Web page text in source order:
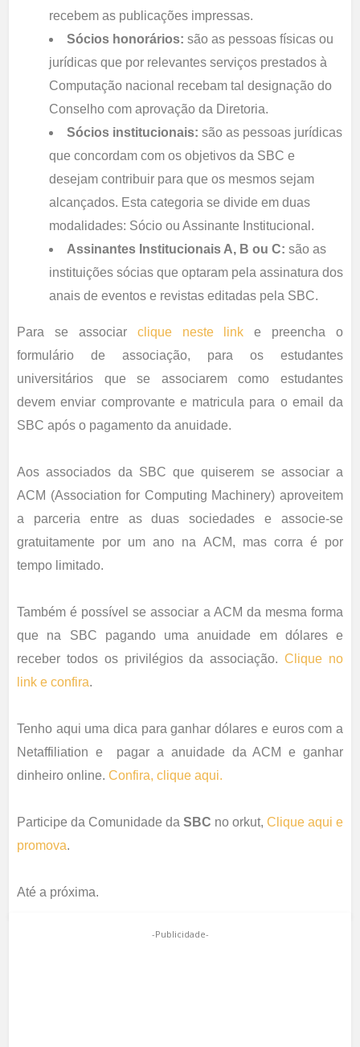
recebem as publicações impressas.
Sócios honorários: são as pessoas físicas ou
jurídicas que por relevantes serviços prestados à
Computação nacional recebam tal designação do
Conselho com aprovação da Diretoria.
Sócios institucionais: são as pessoas jurídicas
que concordam com os objetivos da SBC e
desejam contribuir para que os mesmos sejam
alcançados. Esta categoria se divide em duas
modalidades: Sócio ou Assinante Institucional.
Assinantes Institucionais A, B ou C: são as
instituições sócias que optaram pela assinatura dos
anais de eventos e revistas editadas pela SBC.
Para se associar clique neste link e preencha o
formulário de associação, para os estudantes
universitários que se associarem como estudantes
devem enviar comprovante e matricula para o email da
SBC após o pagamento da anuidade.
Aos associados da SBC que quiserem se associar a
ACM (Association for Computing Machinery) aproveitem
a parceria entre as duas sociedades e associe-se
gratuitamente por um ano na ACM, mas corra é por
tempo limitado.
Também é possível se associar a ACM da mesma forma
que na SBC pagando uma anuidade em dólares e
receber todos os privilégios da associação.Clique no
link e confira.
Tenho aqui uma dica para ganhar dólares e euros com a
Netaffiliation e pagar a anuidade da ACM e ganhar
dinheiro online. Confira, clique aqui.
Participe da Comunidade da SBC no orkut, Clique aqui e
promova.
Até a próxima.
-Publicidade-